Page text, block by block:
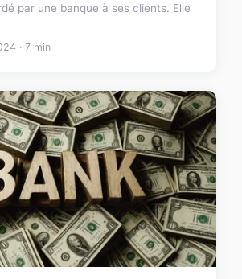
par une banque à ses clients. Elle
· 7 min